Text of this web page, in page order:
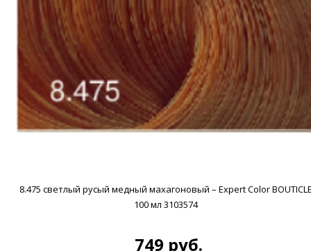
8.475 светлый русый медный махагоновый – Expert Color
100 мл 3103574
749 руб.